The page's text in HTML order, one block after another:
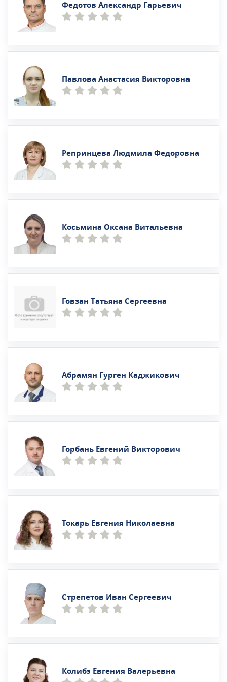
Федотов Александр Гарьевич
Павлова Анастасия Викторовна
Репринцева Людмила Федоровна
Косьмина Оксана Витальевна
Говзан Татьяна Сергеевна
Абрамян Гурген Каджикович
Горбань Евгений Викторович
Токарь Евгения Николаевна
Стрепетов Иван Сергеевич
Колибэ Евгения Валерьевна